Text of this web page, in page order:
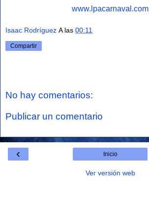
www.lpacarnaval.com
Isaac Rodríguez A las 00:11
Compartir
No hay comentarios:
Publicar un comentario
‹ Inicio
Ver versión web